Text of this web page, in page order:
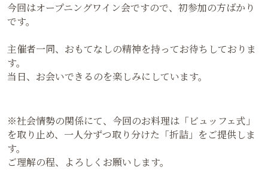
今回はオープニングワイン会ですので、初参加の方ばかり
です。
主催者一同、おもてなしの精神を持ってお待ちしておりま
す。
当日、お会いできるのを楽しみにしています。
※社会情勢の関係にて、今回のお料理は「ビュッフェ式」
を取り止め、一人分ずつ取り分けた「折詰」をご提供しま
す。
ご理解の程、よろしくお願いします。